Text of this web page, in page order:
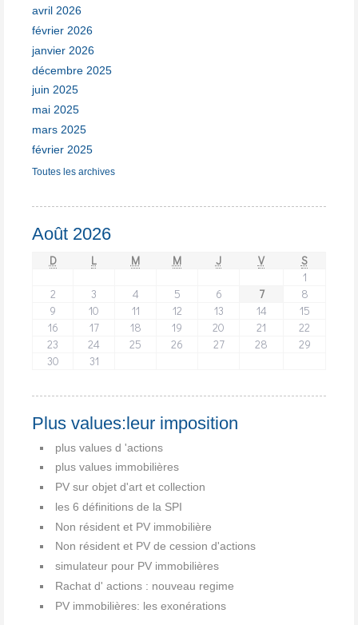
avril 2026
février 2026
janvier 2026
décembre 2025
juin 2025
mai 2025
mars 2025
février 2025
Toutes les archives
Août 2026
D L M M J V
S
1
2
3 4 5 6 7
8
9
10 11 12 13 14
15
16
17 18 19 20 21
22
23
24 25 26 27 28
29
30
31
Plus values:leur imposition
plus values d 'actions
plus values immobilières
PV sur objet d'art et collection
les 6 définitions de la SPI
Non résident et PV immobilière
Non résident et PV de cession d'actions
simulateur pour PV immobilières
Rachat d' actions : nouveau regime
PV immobilières: les exonérations